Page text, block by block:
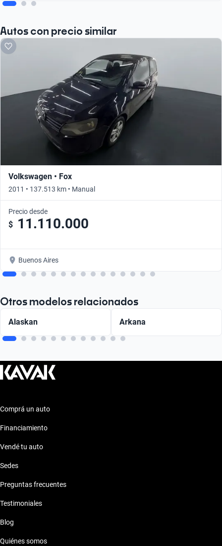
Autos con precio similar
Volkswagen • Fox
2011 • 137.513 km • Manual
Precio desde
$ 11.110.000
Buenos Aires
Otros modelos relacionados
Alaskan Arkana
Comprá un auto
Financiamiento
Vendé tu auto
Sedes
Preguntas frecuentes
Testimoniales
Blog
Quiénes somos